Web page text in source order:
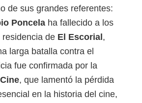
de sus grandes referentes:
Poncela ha fallecido a los
residencia de El Escorial ,
larga batalla contra el
fue confirmada por la
, que lamentó la pérdida
en la historia del cine,